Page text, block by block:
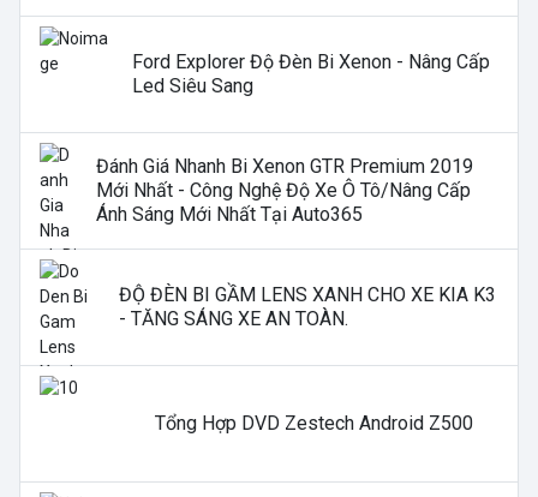
Ford Explorer Độ Đèn Bi Xenon - Nâng Cấp
Led Siêu Sang
Đánh Giá Nhanh Bi Xenon GTR Premium 2019
Mới Nhất - Công Nghệ Độ Xe Ô Tô/nâng Cấp
Ánh Sáng Mới Nhất Tại Auto365
ĐỘ ĐÈN BI GẦM LENS XANH CHO XE KIA K3
- TĂNG SÁNG XE AN TOÀN.
Tổng Hợp DVD Zestech Android Z500